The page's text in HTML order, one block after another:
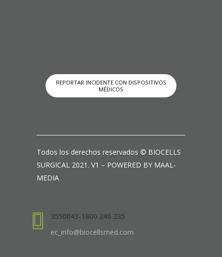
REPORTAR INCIDENTE CON DISPOSITIVOS
MÉDICOS
Todos los derechos reservados © BIOCELLS
SURGICAL 2021. V1 – POWERED BY MAAL-
MEDIA
3550043-1800 246 235
ec_info@biocellsmed.com